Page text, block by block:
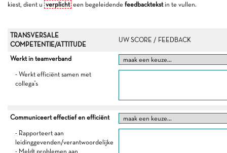
kiest, dient u verplicht een begeleidende feedbacktekstin te vullen.
TRANSVERSALE
COMPETENTIE/ATTITUDE
UW SCORE / FEEDBACK
Werkt in teamverband
- Werkt efficiënt samen met
collega's
Communiceert effectief en efficiënt
- Rapporteert aan
leidinggevenden/verantwoordelijke
- Meldt problemen aan